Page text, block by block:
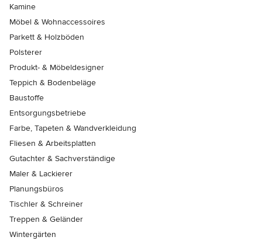
Kamine
Möbel & Wohnaccessoires
Parkett & Holzböden
Polsterer
Produkt- & Möbeldesigner
Teppich & Bodenbeläge
Baustoffe
Entsorgungsbetriebe
Farbe, Tapeten & Wandverkleidung
Fliesen & Arbeitsplatten
Gutachter & Sachverständige
Maler & Lackierer
Planungsbüros
Tischler & Schreiner
Treppen & Geländer
Wintergärten